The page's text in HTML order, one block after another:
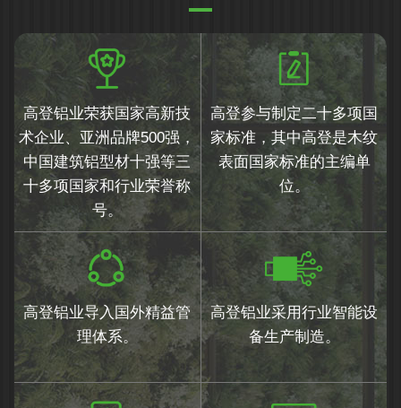
高登铝业荣获国家高新技
术企业、亚洲品牌500强，
中国建筑铝型材十强等三
十多项国家和行业荣誉称
号。
高登参与制定二十多项国
家标准，其中高登是木纹
表面国家标准的主编单
位。
高登铝业导入国外精益管
理体系。
高登铝业采用行业智能设
备生产制造。